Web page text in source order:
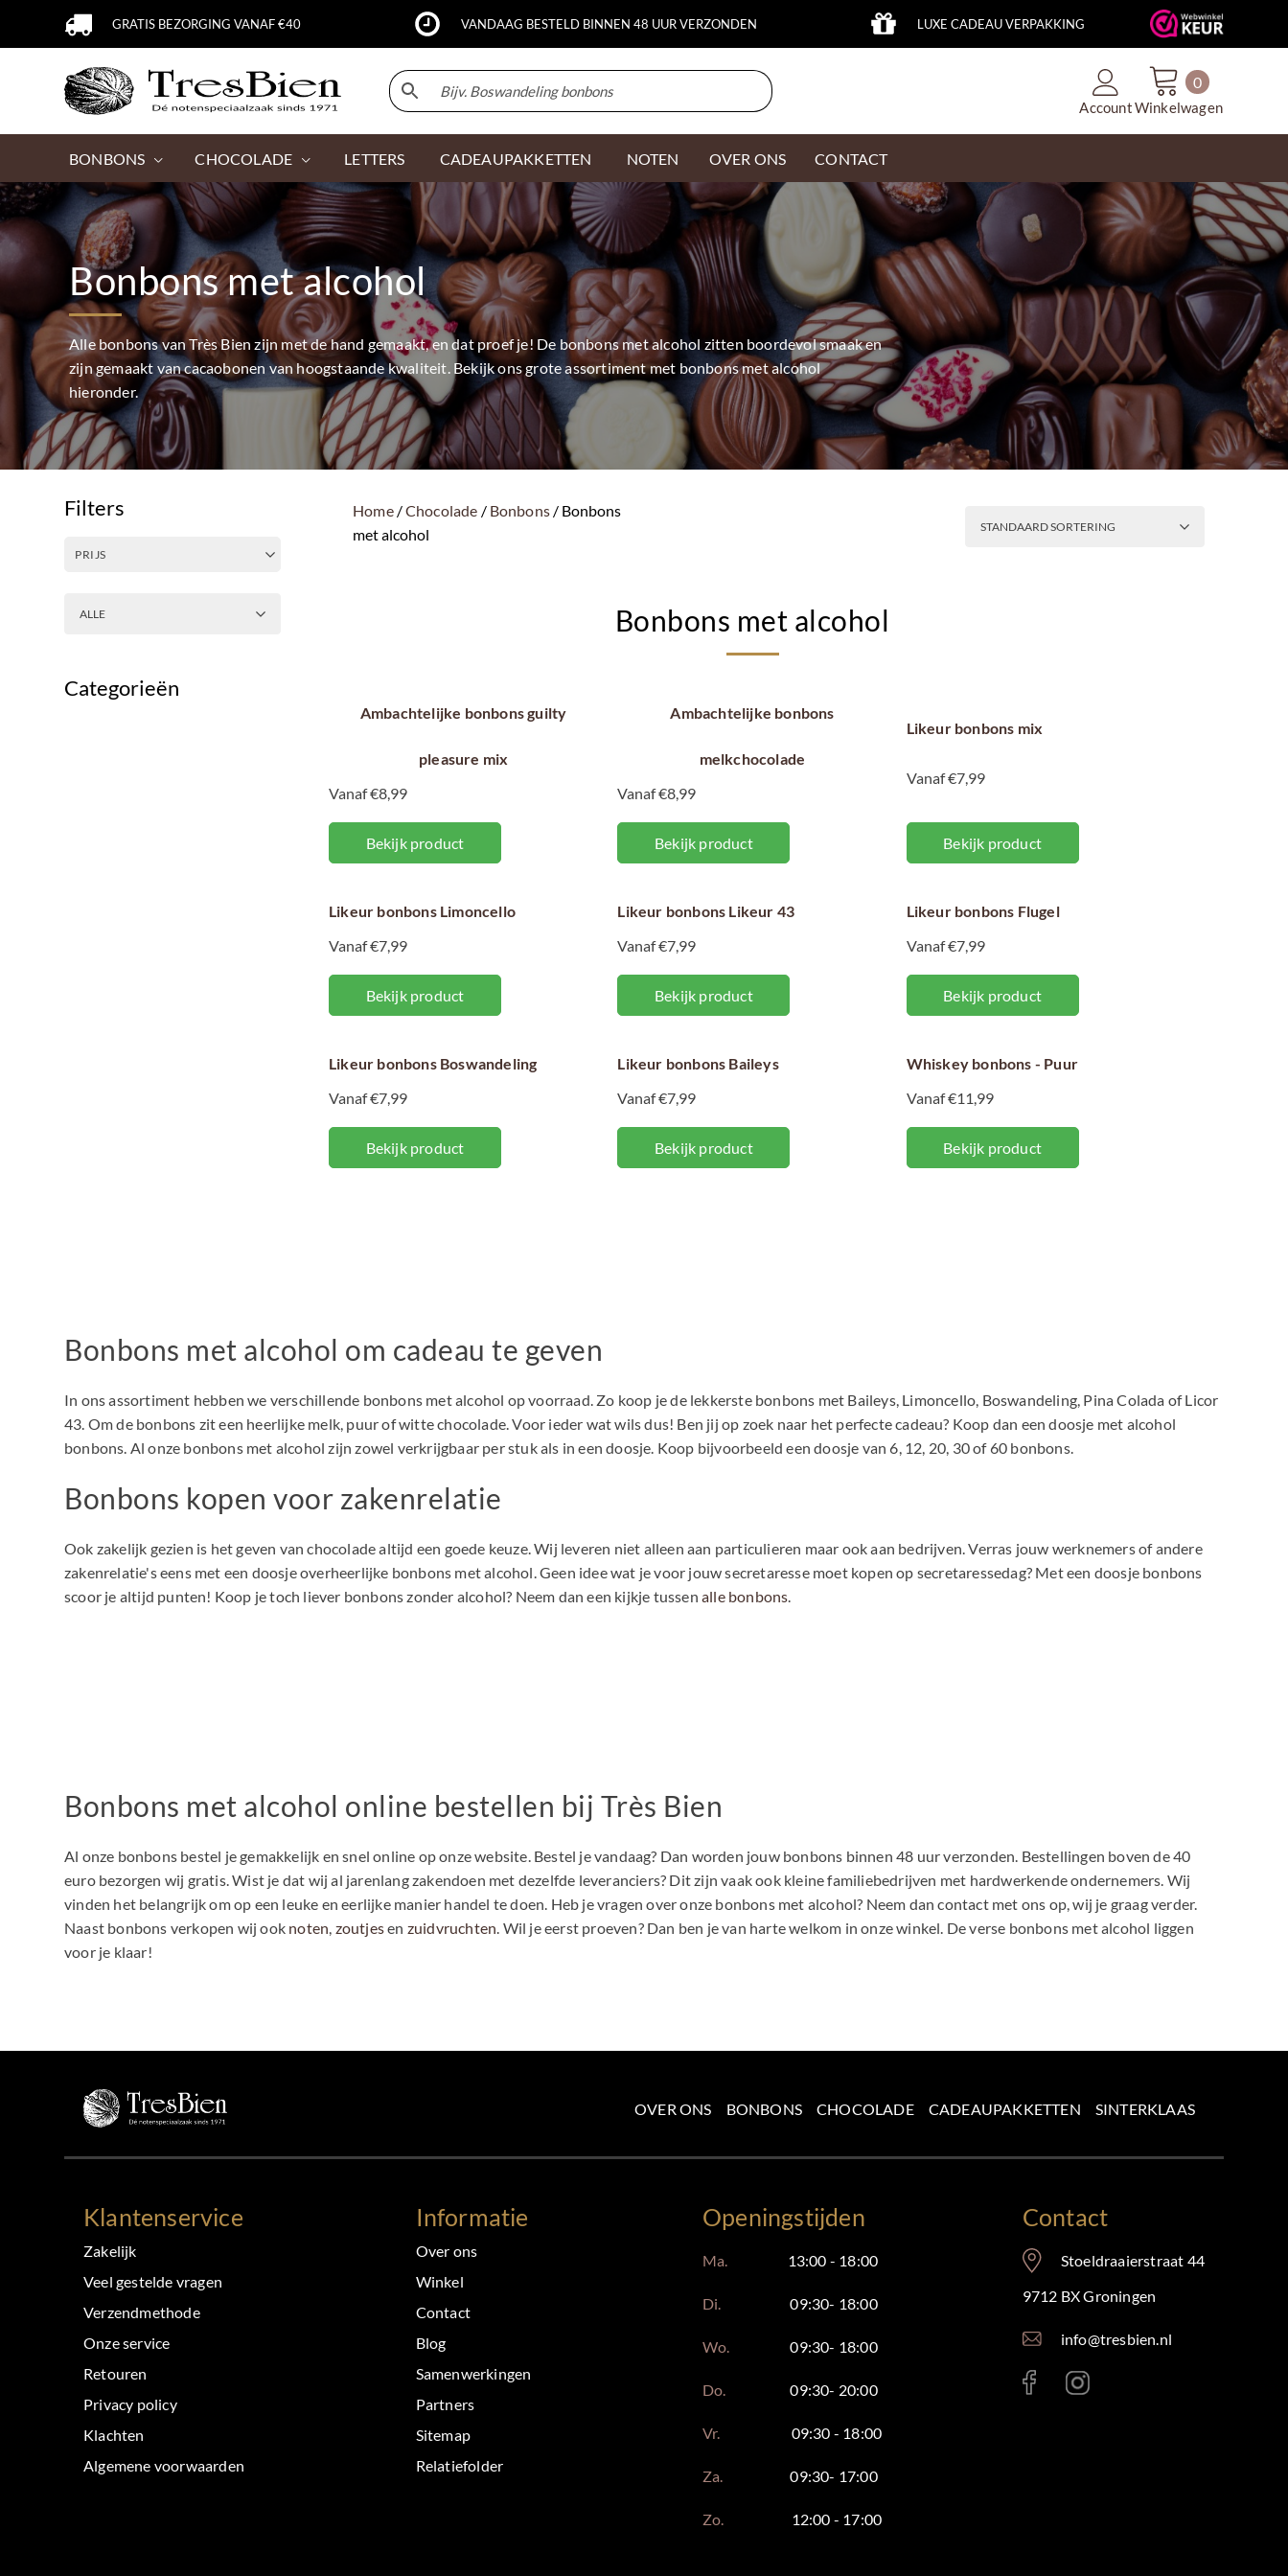
GRATIS BEZORGING VANAF €40 VANDAAG BESTELD BINNEN 48 UUR VERZONDEN LUXE CADEAU VERPAKKING
Account
0
Winkelwagen
BONBONS CHOCOLADE LETTERS CADEAUPAKKETTEN NOTEN OVER ONS CONTACT
Bonbons met alcohol
Alle bonbons van Très Bien zijn met de hand gemaakt, en dat proef je! De bonbons met alcohol zitten boordevol smaak en
zijn gemaakt van cacaobonen van hoogstaande kwaliteit. Bekijk ons grote assortiment met bonbons met alcohol
hieronder.
Filters
PRIJS
ALLE
Categorieën
Home/Chocolade / Bonbons / Bonbons
met alcohol
STANDAARD SORTERING
Bonbons met alcohol
Ambachtelijke bonbons guilty
pleasure mix
Vanaf €8,99
Bekijk product
Ambachtelijke bonbons
melkchocolade
Vanaf €8,99
Bekijk product
Likeur bonbons mix
Vanaf €7,99
Bekijk product
Likeur bonbons Limoncello
Vanaf €7,99
Bekijk product
Likeur bonbons Likeur 43
Vanaf €7,99
Bekijk product
Likeur bonbons Flugel
Vanaf €7,99
Bekijk product
Likeur bonbons Boswandeling
Vanaf €7,99
Bekijk product
Likeur bonbons Baileys
Vanaf €7,99
Bekijk product
Whiskey bonbons - Puur
Vanaf €11,99
Bekijk product
Bonbons met alcohol om cadeau te geven
In ons assortiment hebben we verschillende bonbons met alcohol op voorraad. Zo koop je de lekkerste bonbons met Baileys, Limoncello, Boswandeling, Pina Colada of Licor
43. Om de bonbons zit een heerlijke melk, puur of witte chocolade. Voor ieder wat wils dus! Ben jij op zoek naar het perfecte cadeau? Koop dan een doosje met alcohol
bonbons. Al onze bonbons met alcohol zijn zowel verkrijgbaar per stuk als in een doosje. Koop bijvoorbeeld een doosje van 6, 12, 20, 30 of 60 bonbons.
Bonbons kopen voor zakenrelatie
Ook zakelijk gezien is het geven van chocolade altijd een goede keuze. Wij leveren niet alleen aan particulieren maar ook aan bedrijven. Verras jouw werknemers of andere
zakenrelatie's eens met een doosje overheerlijke bonbons met alcohol. Geen idee wat je voor jouw secretaresse moet kopen op secretaressedag? Met een doosje bonbons
scoor je altijd punten! Koop je toch liever bonbons zonder alcohol? Neem dan een kijkje tussenalle bonbons.
Bonbons met alcohol online bestellen bij Très Bien
Al onze bonbons bestel je gemakkelijk en snel online op onze website. Bestel je vandaag? Dan worden jouw bonbons binnen 48 uur verzonden. Bestellingen boven de 40
euro bezorgen wij gratis. Wist je dat wij al jarenlang zakendoen met dezelfde leveranciers? Dit zijn vaak ook kleine familiebedrijven met hardwerkende ondernemers. Wij
vinden het belangrijk om op een leuke en eerlijke manier handel te doen. Heb je vragen over onze bonbons met alcohol? Neem dan contact met ons op, wij je graag verder.
Naast bonbons verkopen wij ook noten, zoutjesen zuidvruchten. Wil je eerst proeven? Dan ben je van harte welkom in onze winkel. De verse bonbons met alcohol liggen
voor je klaar!
OVER ONS BONBONS CHOCOLADE CADEAUPAKKETTEN SINTERKLAAS
Klantenservice
Zakelijk
Veel gestelde vragen
Verzendmethode
Onze service
Retouren
Privacy policy
Klachten
Algemene voorwaarden
Informatie
Over ons
Winkel
Contact
Blog
Samenwerkingen
Partners
Sitemap
Relatiefolder
Openingstijden
Ma. 13:00 - 18:00
Di. 09:30- 18:00
Wo. 09:30- 18:00
Do. 09:30- 20:00
Vr. 09:30 - 18:00
Za. 09:30- 17:00
Zo. 12:00 - 17:00
Contact
Stoeldraaierstraat 44
9712 BX Groningen
info@tresbien.nl